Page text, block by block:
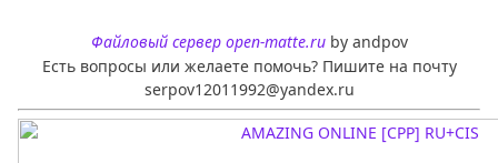
Файловый сервер open-matte.ruby andpov
Есть вопросы или желаете помочь? Пишите на почту
serpov12011992@yandex.ru